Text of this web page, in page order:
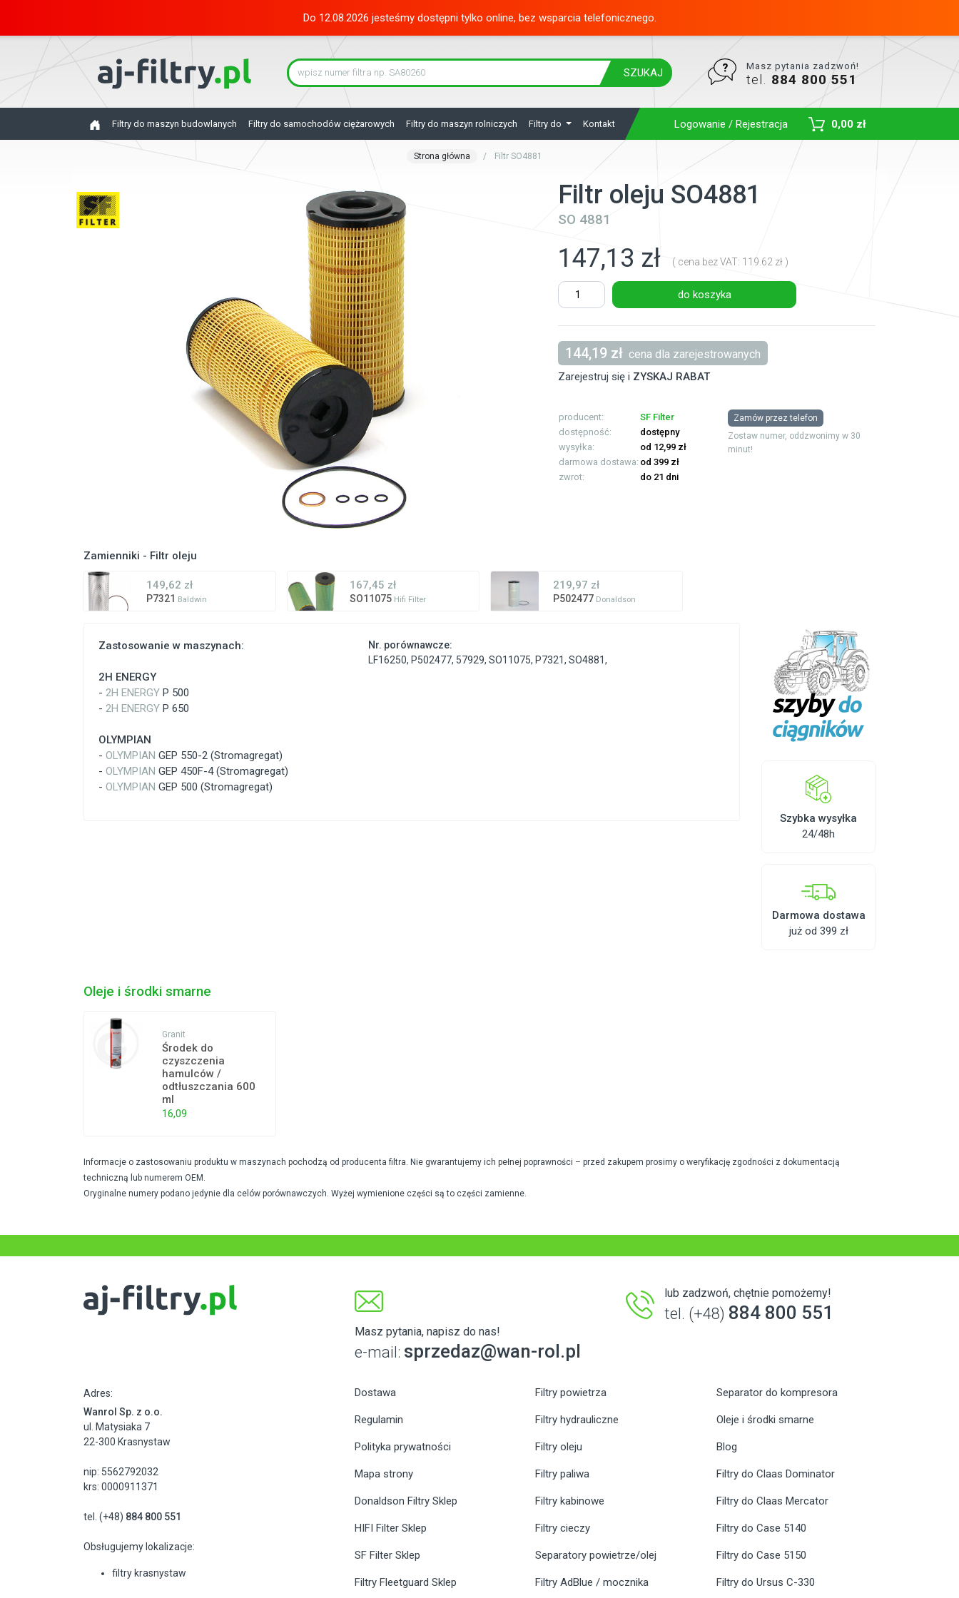
Do 12.08.2026 jesteśmy dostępni tylko online, bez wsparcia telefonicznego.
SZUKAJ
Masz pytania zadzwoń!
tel. 884 800 551
Filtry do maszyn budowlanych Filtry do samochodów ciężarowych Filtry do maszyn rolniczych Filtry do Kontakt Logowanie / Rejestracja 0,00 zł
Strona główna Filtr SO4881
Filtr oleju SO4881
SO 4881
147,13 zł ( cena bez VAT: 119.62 zł )
do koszyka
144,19 zł cena dla zarejestrowanych
Zarejestruj się i ZYSKAJ RABAT
producent:
SF Filter
dostępność:
dostępny
wysyłka:
od 12,99 zł
darmowa dostawa: od 399 zł
zwrot:
do 21 dni
Zamów przez telefon
Zostaw numer, oddzwonimy w 30
minut!
Zamienniki - Filtr oleju
149,62 zł
P7321 Baldwin
167,45 zł
SO11075 Hifi Filter
219,97 zł
P502477 Donaldson
Zastosowanie w maszynach:
2H ENERGY
- 2H ENERGY P 500
- 2H ENERGY P 650
OLYMPIAN
- OLYMPIAN GEP 550-2 (Stromagregat)
- OLYMPIAN GEP 450F-4 (Stromagregat)
- OLYMPIAN GEP 500 (Stromagregat)
Nr. porównawcze:
LF16250, P502477, 57929,SO11075, P7321,SO4881,
Szybka wysyłka
24/48h
Darmowa dostawa
już od 399 zł
Oleje i środki smarne
Granit
Środek do
czyszczenia
hamulców /
odtłuszczania 600
ml
16,09
Informacje o zastosowaniu produktu w maszynach pochodzą od producenta filtra. Nie gwarantujemy ich pełnej poprawności – przed zakupem prosimy o weryfikację zgodności z dokumentacją
techniczną lub numerem OEM.
Oryginalne numery podano jedynie dla celów porównawczych. Wyżej wymienione części są to części zamienne.
Masz pytania, napisz do nas!
e-mail: sprzedaz@wan-rol.pl
lub zadzwoń, chętnie pomożemy!
tel. (+48) 884 800 551
Adres:
Wanrol Sp. z o.o.
ul. Matysiaka 7
22-300 Krasnystaw
nip: 5562792032
krs: 0000911371
tel. (+48) 884 800 551
Obsługujemy lokalizacje:
filtry krasnystaw
Dostawa
Regulamin
Polityka prywatności
Mapa strony
Donaldson Filtry Sklep
HIFI Filter Sklep
SF Filter Sklep
Filtry Fleetguard Sklep
Filtry powietrza
Filtry hydrauliczne
Filtry oleju
Filtry paliwa
Filtry kabinowe
Filtry cieczy
Separatory powietrze/olej
Filtry AdBlue / mocznika
Separator do kompresora
Oleje i środki smarne
Blog
Filtry do Claas Dominator
Filtry do Claas Mercator
Filtry do Case 5140
Filtry do Case 5150
Filtry do Ursus C-330